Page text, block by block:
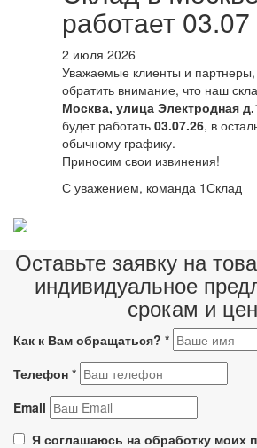
работает 03.07
2 июля 2026
Уважаемые клиенты и
обратить внимание, что наш
Москва, улица Электродная
будет работать 03.07.26, в
обычному графику.
Приносим свои извинения!
С уважением, команда 1Склад
Оставьте заявку на
индивидуальное
срокам и
Как к Вам обращаться? *
Телефон *
Email
Я соглашаюсь на обработку моих